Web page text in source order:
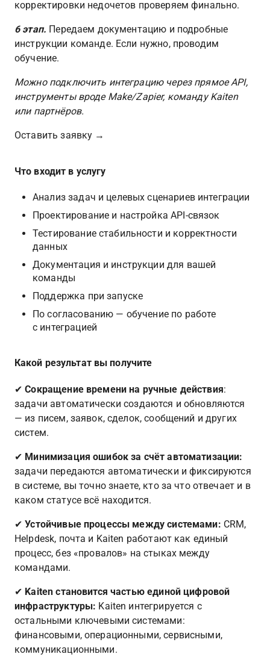
корректировки недочетов проверяем финально.
6 этап. Передаем документацию и подробные
инструкции команде. Если нужно, проводим
обучение.
Можно подключить интеграцию через прямое API,
инструменты вроде Make/Zapier, команду Kaiten
или партнёров.
Оставить заявку →
Что входит в услугу
Анализ задач и целевых сценариев интеграции
Проектирование и настройка API-связок
Тестирование стабильности и корректности
данных
Документация и инструкции для вашей
команды
Поддержка при запуске
По согласованию — обучение по работе
с интеграцией
Какой результат вы получите
✔︎ Сокращение времени на ручные действия:
задачи автоматически создаются и обновляются
— из писем, заявок, сделок, сообщений и других
систем.
✔︎ Минимизация ошибок за счёт автоматизации:
задачи передаются автоматически и фиксируются
в системе, вы точно знаете, кто за что отвечает и в
каком статусе всё находится.
✔︎ Устойчивые процессы между системами: CRM,
Helpdesk, почта и Kaiten работают как единый
процесс, без «провалов» на стыках между
командами.
✔︎ Kaiten становится частью единой цифровой
инфраструктуры: Kaiten интегрируется с
остальными ключевыми системами:
финансовыми, операционными, сервисными,
коммуникационными.